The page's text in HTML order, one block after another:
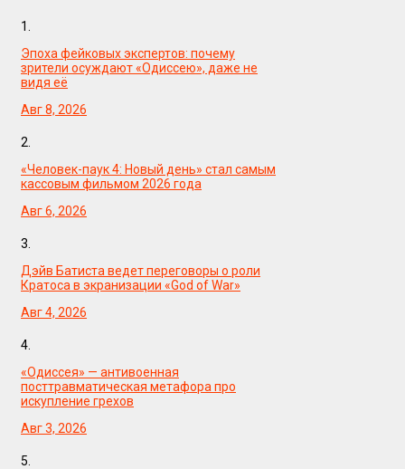
1.
Эпоха фейковых экспертов: почему
зрители осуждают «Одиссею», даже не
видя её
Авг 8, 2026
2.
«Человек-паук 4: Новый день» стал самым
кассовым фильмом 2026 года
Авг 6, 2026
3.
Дэйв Батиста ведет переговоры о роли
Кратоса в экранизации «God of War»
Авг 4, 2026
4.
«Одиссея» — антивоенная
посттравматическая метафора про
искупление грехов
Авг 3, 2026
5.